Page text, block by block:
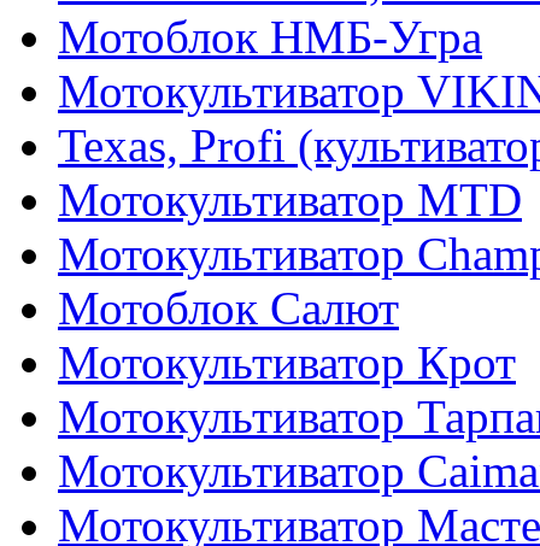
Мотоблок НМБ-Угра
Мотокультиватор
Texas, Profi
Мотокультиватор MTD
Мотокультиватор
Мотоблок Салют
Мотокультиватор Крот
Мотокультиватор
Мотокультиватор
Мотокультиватор